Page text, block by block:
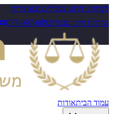
לשיחת חירום בפלילים ובעתירות
בהולות חייגו עכשיו077-997-6892
עמוד הביתאודות